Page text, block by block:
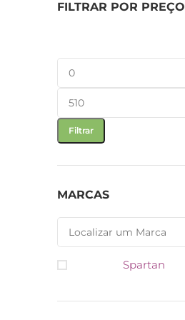
FILTRAR POR PREÇO
Filtrar
MARCAS
Spartan